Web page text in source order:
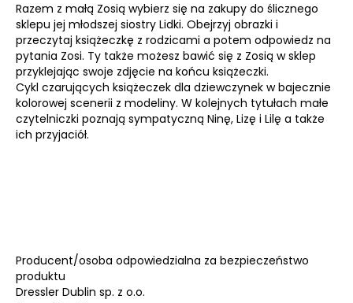
Razem z małą Zosią wybierz się na zakupy do ślicznego
sklepu jej młodszej siostry Lidki. Obejrzyj obrazki i
przeczytaj książeczkę z rodzicami a potem odpowiedz na
pytania Zosi. Ty także możesz bawić się z Zosią w sklep
przyklejając swoje zdjęcie na końcu książeczki.
Cykl czarujących książeczek dla dziewczynek w bajecznie
kolorowej scenerii z modeliny. W kolejnych tytułach małe
czytelniczki poznają sympatyczną Ninę, Lizę i Lilę a także
ich przyjaciół.
Producent/osoba odpowiedzialna za bezpieczeństwo
produktu
Dressler Dublin sp. z o.o.